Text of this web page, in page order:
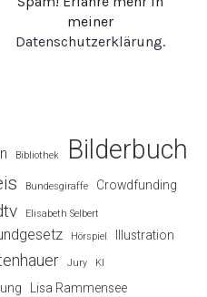
meiner
Datenschutzerklärung.
Bibliothek Bilderbuch
Bundesgiraffe Crowdfunding
Elisabeth Selbert
Hörspiel Illustration
Jury KI
Lisa Rammensee